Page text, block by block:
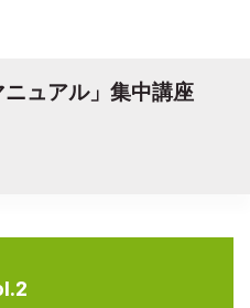
ニュアル」集中講座